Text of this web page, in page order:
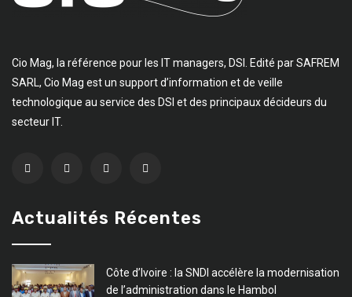
Cio Mag, la référence pour les IT managers, DSI. Edité par SAFREM
SARL, Cio Mag est un support d’information et de veille
technologique au service des DSI et des principaux décideurs du
secteur IT.
Actualités Récentes
Côte d’Ivoire : la SNDI accélère la modernisation
de l’administration dans le Hambol